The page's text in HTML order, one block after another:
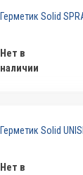
Герметик Solid
Нет в
наличии
Герметик Solid
Нет в